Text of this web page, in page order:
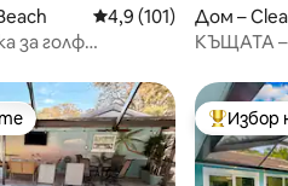
Средна оценка: 4,9 от
4,9 (101)
за голф
Дом –
КЪЩАТА –
на гостите Най-Избор